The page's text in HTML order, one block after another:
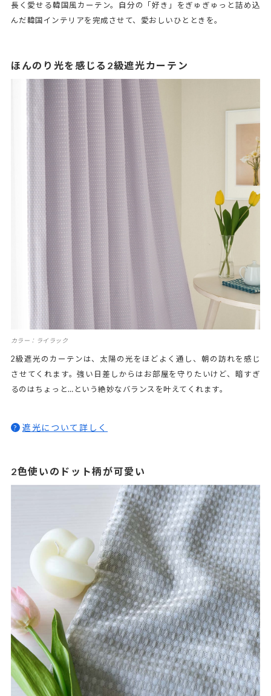
長く愛せる韓国風カーテン。自分の「好き」をぎゅぎゅっと詰め込
んだ韓国インテリアを完成させて、愛おしいひとときを。
ほんのり光を感じる2級遮光カーテン
カラー：ライラック
2級遮光のカーテンは、太陽の光をほどよく通し、朝の訪れを感じ
させてくれます。強い日差しからはお部屋を守りたいけど、暗すぎ
るのはちょっと…という絶妙なバランスを叶えてくれます。
? 遮光について詳しく
2色使いのドット柄が可愛い